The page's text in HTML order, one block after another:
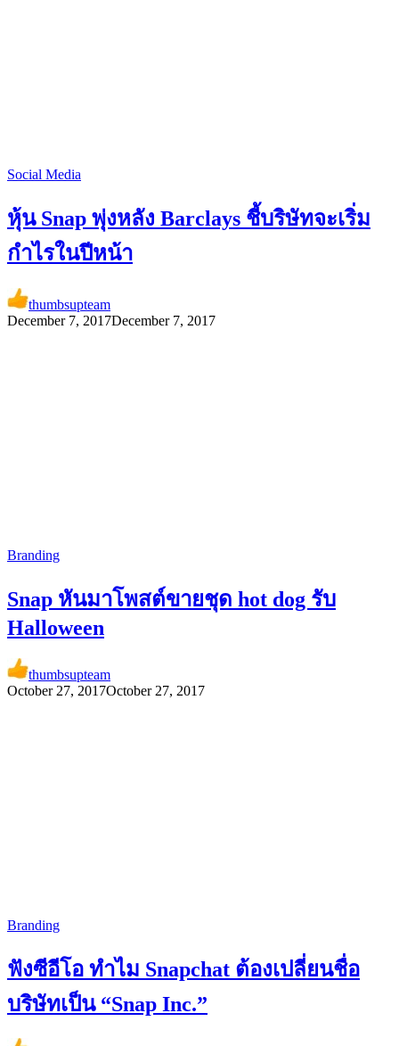
Social Media
หุ้น Snap พุ่งหลัง Barclays ชี้บริษัทจะเริ่ม
กำไรในปีหน้า
thumbsupteam
December 7, 2017December 7, 2017
Branding
Snap หันมาโพสต์ขายชุด hot dog รับ
Halloween
thumbsupteam
October 27, 2017October 27, 2017
Branding
ฟังซีอีโอ ทำไม Snapchat ต้องเปลี่ยนชื่อ
บริษัทเป็น “Snap Inc.”